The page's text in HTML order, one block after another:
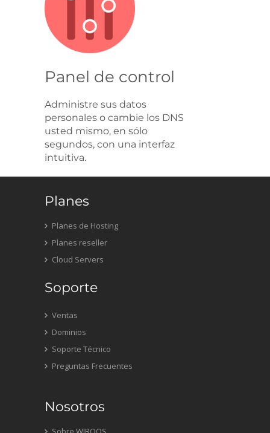
Panel de control
Administre sus datos
personales o cambie los DNS
usted mismo, en sólo
segundos, con una interfaz
intuitiva.
Planes
Planes de Hosting
Planes reseller
Cloud Servers
Soporte
Ventas
Dominios
Soporte Técnico
Preguntas Frecuentes
Nosotros